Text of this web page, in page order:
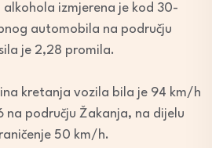
izmjerena je kod 30-
automobila na području
je 2,28 promila.
kretanja vozila bila je 94 km/h
na području Žakanja, na dijelu
50 km/h.